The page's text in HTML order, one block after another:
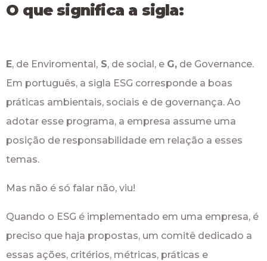
O que significa a sigla:
E, de Enviromental, S, de social, e G, de Governance.
Em português, a sigla ESG corresponde a boas
práticas ambientais, sociais e de governança. Ao
adotar esse programa, a empresa assume uma
posição de responsabilidade em relação a esses
temas.
Mas não é só falar não, viu!
Quando o ESG é implementado em uma empresa, é
preciso que haja propostas, um comitê dedicado a
essas ações, critérios, métricas, práticas e